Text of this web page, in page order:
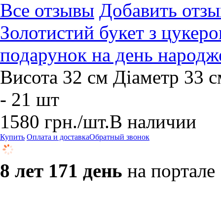
Все отзывы Добавить
Золотистий букет з
подарунок на день
Висота 32 см Діаметр 33
- 21 шт
1580 грн./шт.В наличии
Купить Оплата и доставкаОбратный звонок
8 лет 171 день на портале